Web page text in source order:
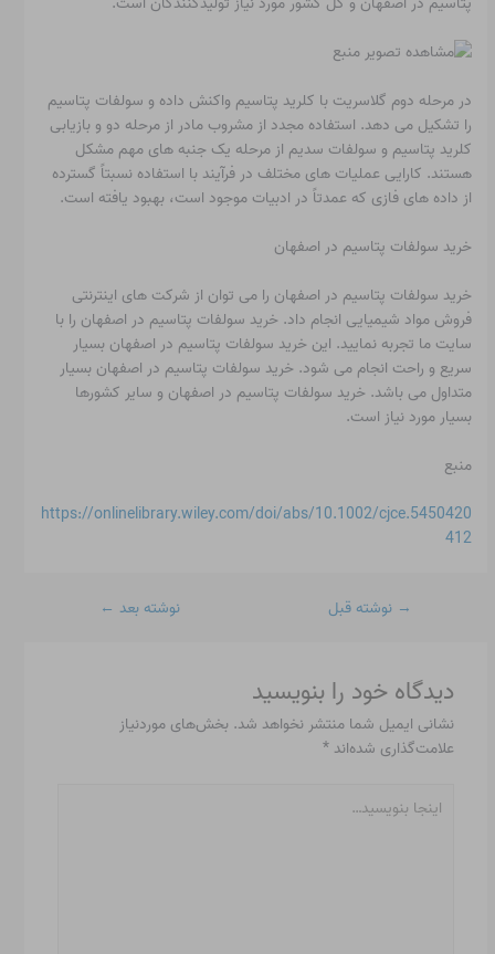
در مرحله دوم گلاسریت با کلرید پتاسیم واکنش داده و سولفات پتاسیم
را تشکیل می دهد. استفاده مجدد از مشروب مادر از مرحله دو و بازیابی
کلرید پتاسیم و سولفات سدیم از مرحله یک جنبه های مهم مشکل
هستند. کارایی عملیات های مختلف در فرآیند با استفاده نسبتاً گسترده
از داده های فازی که عمدتاً در ادبیات موجود است، بهبود یافته است.
خرید سولفات پتاسیم در اصفهان
خرید سولفات پتاسیم در اصفهان را می توان از شرکت های اینترنتی
فروش مواد شیمیایی انجام داد. خرید سولفات پتاسیم در اصفهان را با
سایت ما تجربه نمایید. این خرید سولفات پتاسیم در اصفهان بسیار
سریع و راحت انجام می شود. خرید سولفات پتاسیم در اصفهان بسیار
متداول می باشد. خرید سولفات پتاسیم در اصفهان و سایر کشورها
بسیار مورد نیاز است.
منبع
https://onlinelibrary.wiley.com/doi/abs/10.1002/cjce.5450420
412
→ نوشته قبل نوشته بعد ←
دیدگاه‌ خود را بنویسید
نشانی ایمیل شما منتشر نخواهد شد. بخش‌های موردنیاز
علامت‌گذاری شده‌اند *
بنویسید…